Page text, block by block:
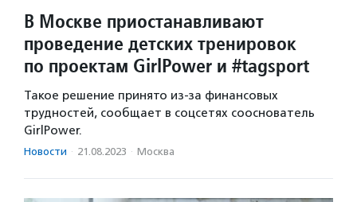
В Москве приостанавливают
проведение детских тренировок
по проектам GirlPower и #tagsport
Такое решение принято из-за финансовых
трудностей, сообщает в соцсетях сооснователь
GirlPower.
Новости · 21.08.2023 · Москва